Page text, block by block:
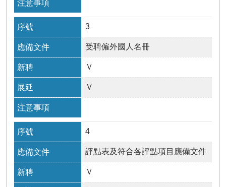
3
受聘僱外國人名冊
Ｖ
Ｖ
4
評點表及符合各評點項目應備文件
Ｖ